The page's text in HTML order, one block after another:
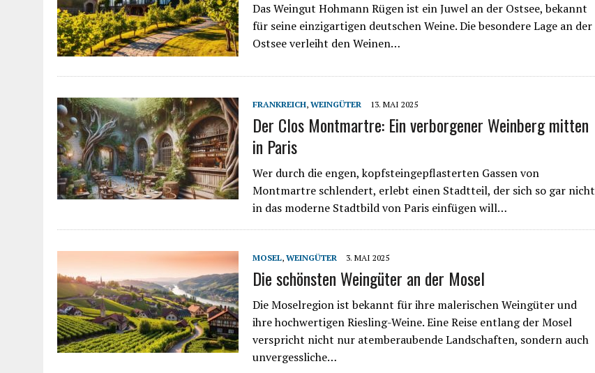
Das Weingut Hohmann Rügen ist ein Juwel an der Ostsee, bekannt
für seine einzigartigen deutschen Weine. Die besondere Lage an der
Ostsee verleiht den Weinen…
FRANKREICH, WEINGÜTER 13. MAI 2025
Der Clos Montmartre: Ein verborgener Weinberg mitten
in Paris
Wer durch die engen, kopfsteingepflasterten Gassen von
Montmartre schlendert, erlebt einen Stadtteil, der sich so gar nicht
in das moderne Stadtbild von Paris einfügen will…
MOSEL, WEINGÜTER 3. MAI 2025
Die schönsten Weingüter an der Mosel
Die Moselregion ist bekannt für ihre malerischen Weingüter und
ihre hochwertigen Riesling-Weine. Eine Reise entlang der Mosel
verspricht nicht nur atemberaubende Landschaften, sondern auch
unvergessliche…